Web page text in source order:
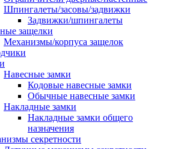
Шпингалеты/засовы/задвижки
Задвижки/шпингалеты
защелки
Механизмы/корпуса защелок
Навесные замки
Кодовые навесные замки
Обычные навесные замки
Накладные замки
Накладные замки общего
назначения
секретности